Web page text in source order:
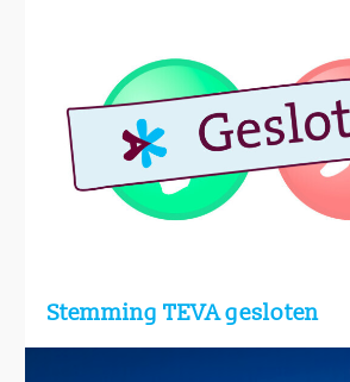
Stemming TEVA gesloten